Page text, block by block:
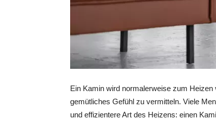
Ein Kamin wird normalerweise zum
gemütliches Gefühl zu vermitteln. Viele
und effizientere Art des Heizens: einen